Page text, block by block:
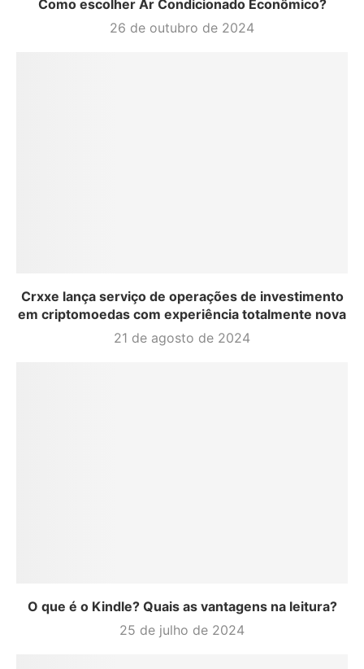
Como escolher Ar Condicionado Econômico?
26 de outubro de 2024
Crxxe lança serviço de operações de investimento
em criptomoedas com experiência totalmente nova
21 de agosto de 2024
O que é o Kindle? Quais as vantagens na leitura?
25 de julho de 2024